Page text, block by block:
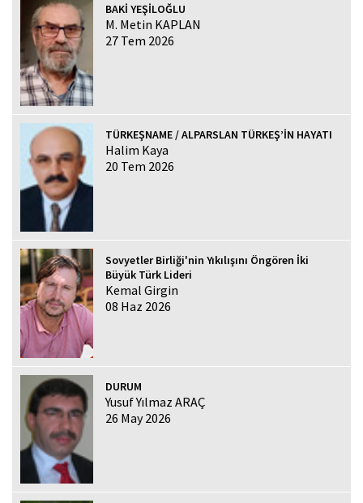
BAKİ YEŞİLOĞLU
M. Metin KAPLAN
27 Tem 2026
TÜRKEŞNAME / ALPARSLAN TÜRKEŞ’İN HAYATI
Halim Kaya
20 Tem 2026
Sovyetler Birliği'nin Yıkılışını Öngören İki
Büyük Türk Lideri
Kemal Girgin
08 Haz 2026
DURUM
Yusuf Yılmaz ARAÇ
26 May 2026